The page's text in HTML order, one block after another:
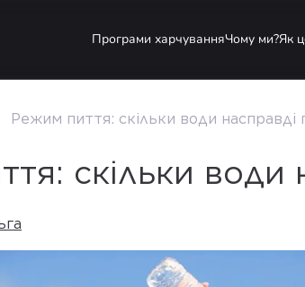
Програми харчуванняЧому ми?Як
Режим пиття: скільки води насправді
скільки води